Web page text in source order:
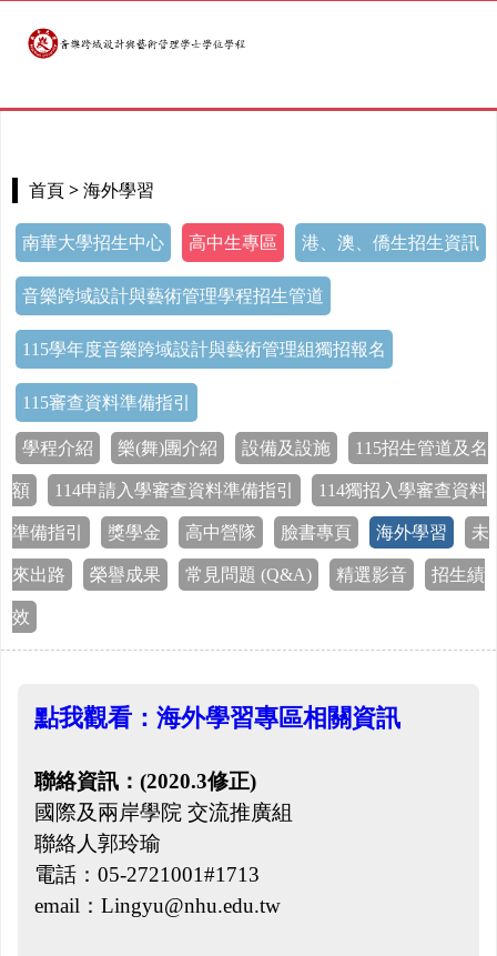
首頁 > 海外學習
南華大學招生中心 高中生專區 港、澳、僑生招生資訊
音樂跨域設計與藝術管理學程招生管道
115學年度音樂跨域設計與藝術管理組獨招報名
115審查資料準備指引
學程介紹 樂(舞)團介紹 設備及設施 115招生管道及名
額 114申請入學審查資料準備指引 114獨招入學審查資料
準備指引 獎學金 高中營隊 臉書專頁 海外學習 未
來出路 榮譽成果 常見問題 (Q&A) 精選影音 招生績
效
點我觀看：海外學習專區相關資訊
聯絡資訊：(2020.3修正)
國際及兩岸學院 交流推廣組
聯絡人郭玲瑜
電話：05-2721001#1713
email：Lingyu@nhu.edu.tw